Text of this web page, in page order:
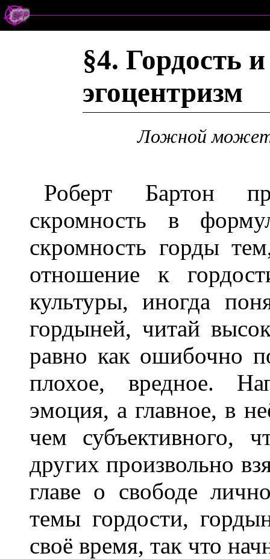
§4. Гордость
эгоцентризм
Ложной может
Роберт Бартон
скромность в
скромность горды
отношение к
культуры, иногда
гордыней, читай
равно как ошибочно
плохое, вредное.
эмоция, а главное, в
чем субъективного,
других произвольно
главе о свободе
темы гордости,
своё время, так что